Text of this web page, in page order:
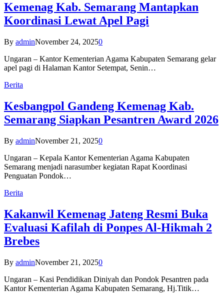
Kemenag Kab. Semarang Mantapkan
Koordinasi Lewat Apel Pagi
By adminNovember 24, 20250
Ungaran – Kantor Kementerian Agama Kabupaten Semarang gelar
apel pagi di Halaman Kantor Setempat, Senin…
Berita
Kesbangpol Gandeng Kemenag Kab.
Semarang Siapkan Pesantren Award 2026
By adminNovember 21, 20250
Ungaran – Kepala Kantor Kementerian Agama Kabupaten
Semarang menjadi narasumber kegiatan Rapat Koordinasi
Penguatan Pondok…
Berita
Kakanwil Kemenag Jateng Resmi Buka
Evaluasi Kafilah di Ponpes Al-Hikmah 2
Brebes
By adminNovember 21, 20250
Ungaran – Kasi Pendidikan Diniyah dan Pondok Pesantren pada
Kantor Kementerian Agama Kabupaten Semarang, Hj.Titik…